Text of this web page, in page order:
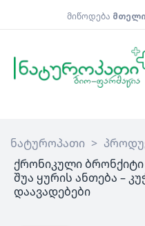
მიწოდება მთელი
ნატუროპათი >
ქრონიკული
შუა ყურის ანთება –
დაავადებები